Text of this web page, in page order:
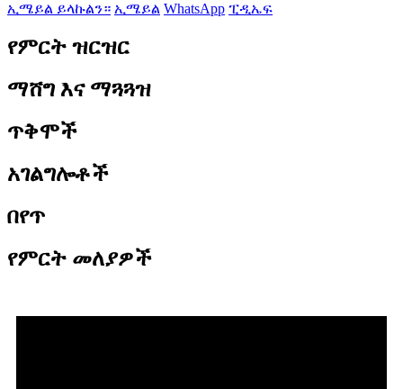
ኢሜይል ይላኩልን። ኢሜይል WhatsApp ፒዲኤፍ
የምርት ዝርዝር
ማሸግ እና ማጓጓዝ
ጥቅሞች
አገልግሎቶች
በየጥ
የምርት መለያዎች